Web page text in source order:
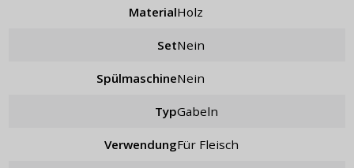
Material Holz
Set nein
Spülmaschine Nein
Typ Gabeln
Verwendung für Fleisch